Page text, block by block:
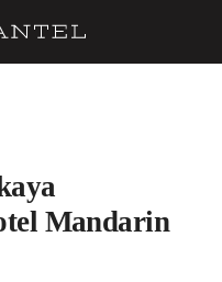
Mandarin